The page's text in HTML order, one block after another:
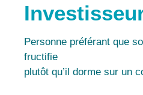
Personne préférant que
fructifie
plutôt qu’il dorme sur un